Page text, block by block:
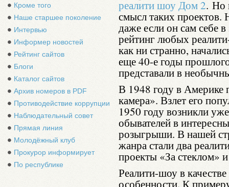
Кроме того
Наше старшее поколение
Интервью
Информер новостей
Рейтинг сайтов
Блоги
Каталог сайтов
Архив номеров в PDF
Противодействие коррупции
Наблюдательный совет
Прямая линия
Молодёжный клуб
Прокурор информирует
По республике
реалити шоу Дом 2. Но
смысл таких проектов.
даже если он сам себе
рейтинг любых
как ни странно,
еще 40-е годы
представали в
В 1948 году в Америке
камера». Взлет его
1950 году возникли
обывателей в
розыгрыши. В нашей
жанра стали два
проекты «За стеклом»
Реалити-шоу в
особенности. К